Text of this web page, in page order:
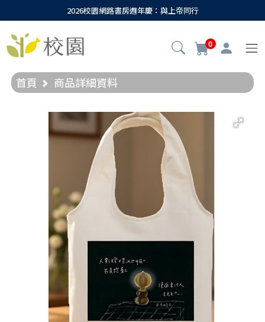
2026校園網路書房週年慶：與上帝同行
0
首頁 商品詳細資料